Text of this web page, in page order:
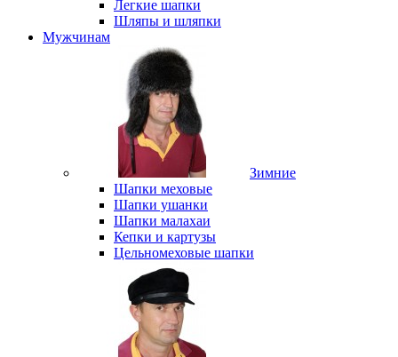
Легкие шапки
Шляпы и шляпки
Мужчинам
Зимние
Шапки меховые
Шапки ушанки
Шапки малахаи
Кепки и картузы
Цельномеховые шапки